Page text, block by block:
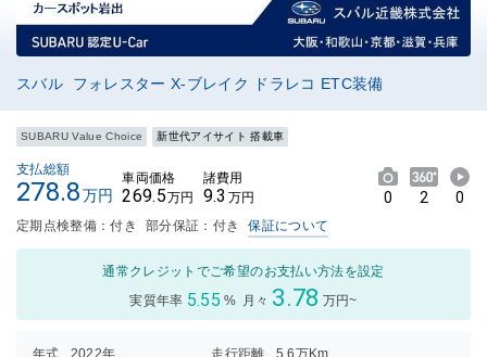
スバル フォレスター X-ブレイク ドラレコ ETC装備
SUBARU Value Choice 新世代アイサイト 搭載車
支払総額
278.8万円
車両価格
269.5万円
諸費用
9.3 万円 0 2 0
定期点検整備：付き 部分保証：付き 保証について
通常クレジットでご希望のお支払い方法を設定
実質年率 5.55 % 月々 3.78 万円~
年式 2022年 走行距離 5.6万Km